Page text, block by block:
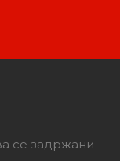
се задржани